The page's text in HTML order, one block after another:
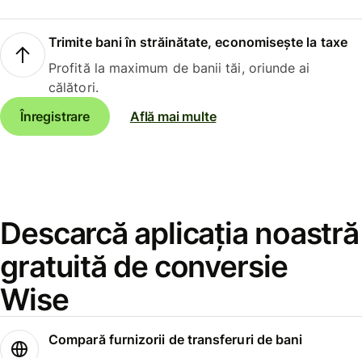
Trimite bani în străinătate, economisește la taxe
Profită la maximum de banii tăi, oriunde ai
călători.
Înregistrare
Află mai multe
Descarcă aplicația noastră
gratuită de conversie
Wise
Compară furnizorii de transferuri de bani